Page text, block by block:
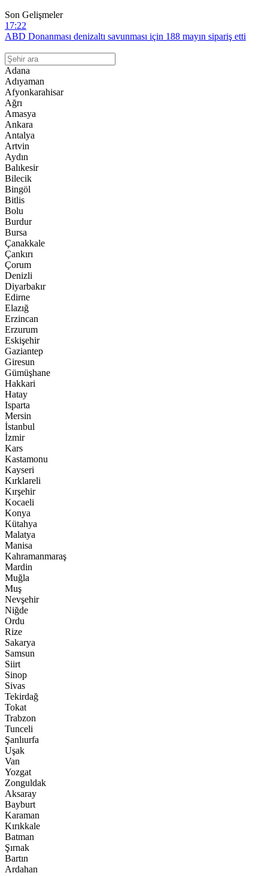
Son Gelişmeler
17:22
ABD Donanması denizaltı savunması için 188 mayın sipariş etti
16:22
İngiltere’nin 72 yeni obüs projesine özel Rheinmetall imzası
15:22
Northrop Grumman’dan ABD Hava Kuvvetleri ile 1,8 milyar
dolarlık Litening pod anlaşması!
14:22
Rheinmetall’den deniz harp sahasında yeni dönem: 6.000 tonluk
fırkateyn GMF 140 tanıtıldı!
13:22
Navantia’dan İspanya’nın S-82 denizaltısıyla kritik test
Adana
Adıyaman
Afyonkarahisar
Ağrı
Amasya
Ankara
Antalya
Artvin
Aydın
Balıkesir
Bilecik
Bingöl
Bitlis
Bolu
Burdur
Bursa
Çanakkale
Çankırı
Çorum
Denizli
Diyarbakır
Edirne
Elazığ
Erzincan
Erzurum
Eskişehir
Gaziantep
Giresun
Gümüşhane
Hakkari
Hatay
Isparta
Mersin
İstanbul
İzmir
Kars
Kastamonu
Kayseri
Kırklareli
Kırşehir
Kocaeli
Konya
Kütahya
Malatya
Manisa
Kahramanmaraş
Mardin
Muğla
Muş
Nevşehir
Niğde
Ordu
Rize
Sakarya
Samsun
Siirt
Sinop
Sivas
Tekirdağ
Tokat
Trabzon
Tunceli
Şanlıurfa
Uşak
Van
Yozgat
Zonguldak
Aksaray
Bayburt
Karaman
Kırıkkale
Batman
Şırnak
Bartın
Ardahan